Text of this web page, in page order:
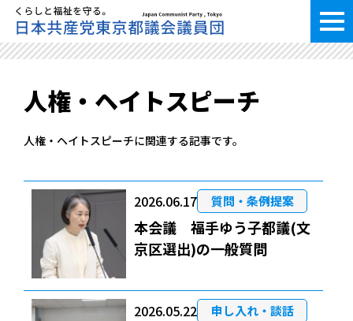
人権・ヘイトスピーチ
人権・ヘイトスピーチに関連する記事です。
2026.06.17 質問・条例提案
本会議 福手ゆう子都議(文
京区選出)の一般質問
2026.05.22 申し入れ・談話